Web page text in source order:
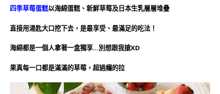
四季草莓蛋糕以海綿蛋糕、新鮮草莓及日本生乳層層堆疊
直接用湯匙大口挖下去，是最享受、最滿足的吃法！
海綿都是一個人拿著一盒獨享…別想跟我搶XD
果真每一口都是滿滿的草莓，超過癮的拉